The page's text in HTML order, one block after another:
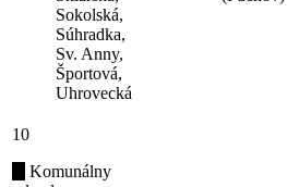
Sokolská,
Súhradka,
Sv. Anny,
Športová,
Uhrovecká
10
Komunálny